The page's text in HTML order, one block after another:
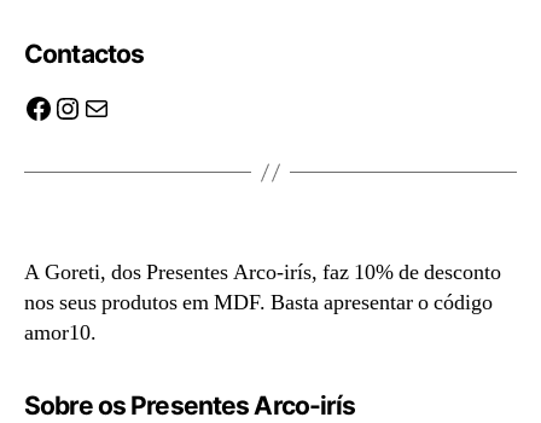
Contactos
Facebook
Instagram
Mail
A Goreti, dos Presentes Arco-irís, faz 10% de desconto
nos seus produtos em MDF. Basta apresentar o código
amor10.
Sobre os Presentes Arco-irís